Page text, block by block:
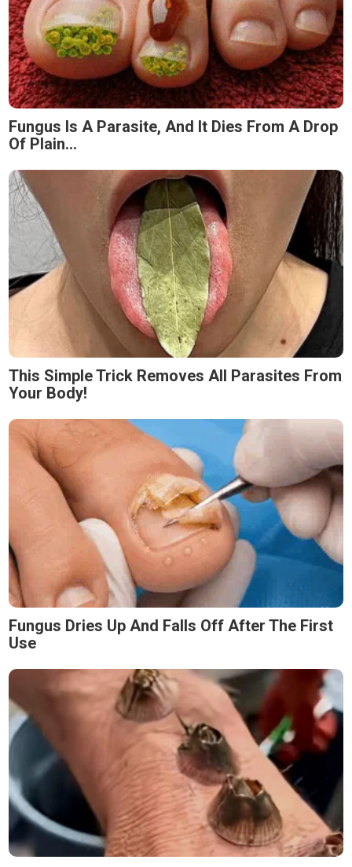
Fungus Is A Parasite, And It Dies From A Drop
Of Plain...
This Simple Trick Removes All Parasites From
Your Body!
Fungus Dries Up And Falls Off After The First
Use